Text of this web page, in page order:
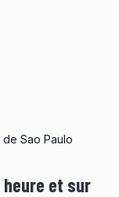
Sao Paulo
heure et sur